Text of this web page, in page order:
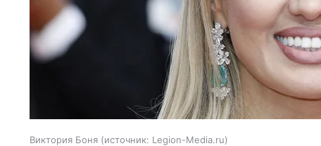
Виктория Боня источник: Legion-Media.ru